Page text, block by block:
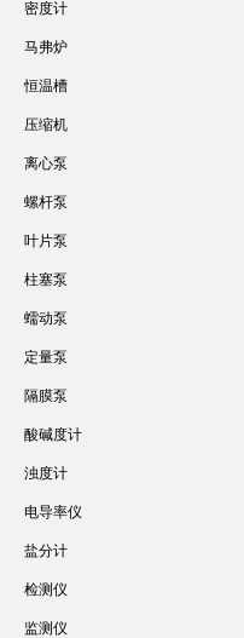
密度计
马弗炉
恒温槽
压缩机
离心泵
螺杆泵
叶片泵
柱塞泵
蠕动泵
定量泵
隔膜泵
酸碱度计
浊度计
电导率仪
盐分计
检测仪
监测仪